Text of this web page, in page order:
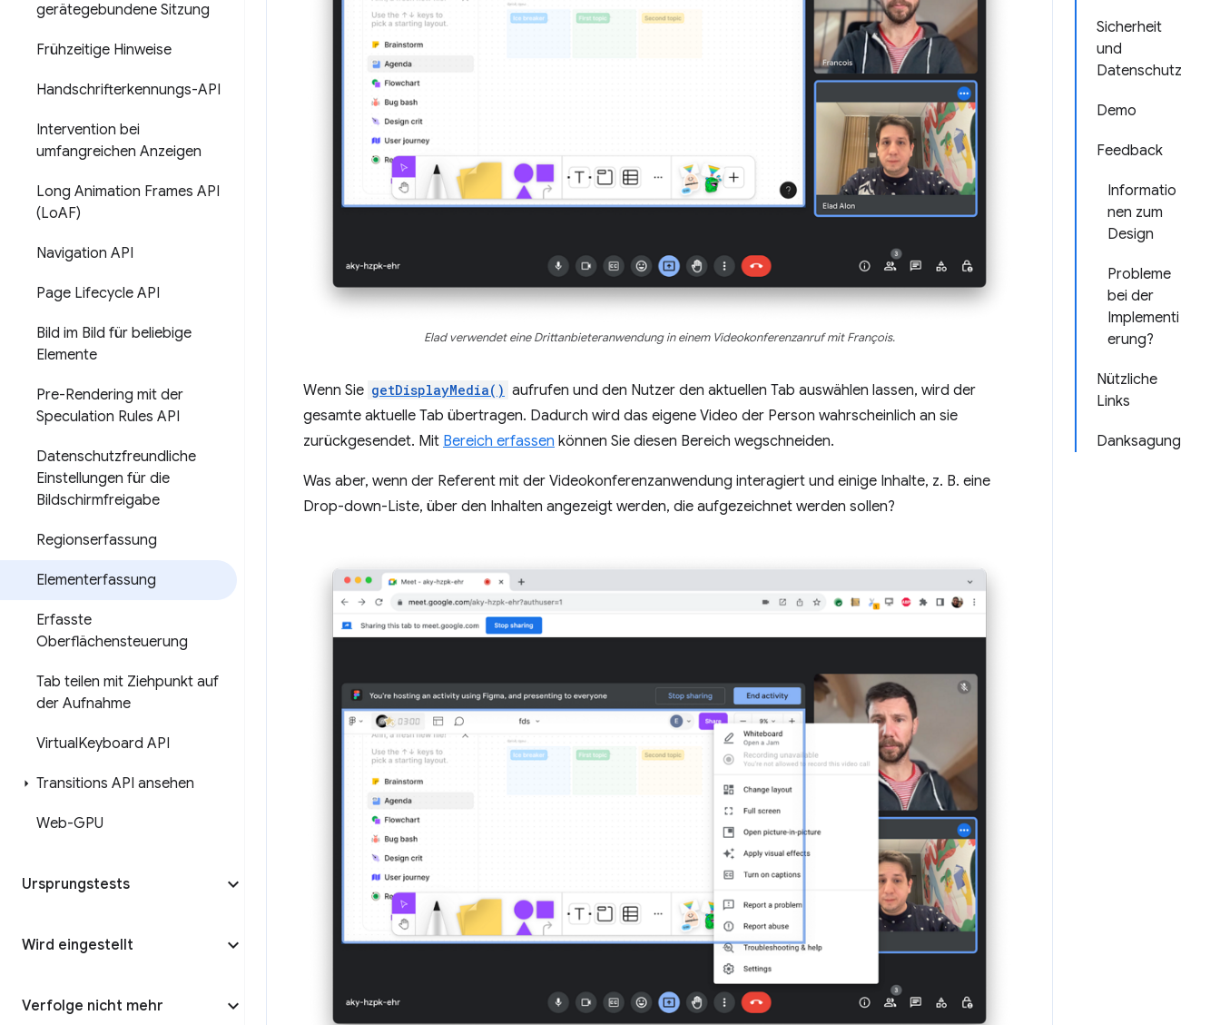
gerätegebundene Sitzung
Frühzeitige Hinweise
Handschrifterkennungs-API
Intervention bei
umfangreichen Anzeigen
Long Animation Frames API
(LoAF)
Navigation API
Page Lifecycle API
Bild im Bild für beliebige
Elemente
Pre-Rendering mit der
Speculation Rules API
Datenschutzfreundliche
Einstellungen für die
Bildschirmfreigabe
Regionserfassung
Elementerfassung
Erfasste
Oberflächensteuerung
Tab teilen mit Ziehpunkt auf
der Aufnahme
VirtualKeyboard API
Transitions API ansehen
Web-GPU
Ursprungstests
Wird eingestellt
Verfolge nicht mehr
Sicherheit
und
Datenschutz
Demo
Feedback
Informatio
nen zum
Design
Probleme
bei der
Implementi
erung?
Nützliche
Links
Danksagung
Elad verwendet eine Drittanbieteranwendung in einem Videokonferenzanruf mit François.
Wenn Sie getDisplayMedia() aufrufen und den Nutzer den aktuellen Tab auswählen lassen, wird der
gesamte aktuelle Tab übertragen. Dadurch wird das eigene Video der Person wahrscheinlich an sie
zurückgesendet. Mit Bereich erfassen können Sie diesen Bereich wegschneiden.
Was aber, wenn der Referent mit der Videokonferenzanwendung interagiert und einige Inhalte, z. B. eine
Drop-down-Liste, über den Inhalten angezeigt werden, die aufgezeichnet werden sollen?